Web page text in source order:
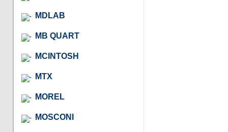
MDLAB
MB QUART
MCINTOSH
MTX
MOREL
MOSCONI